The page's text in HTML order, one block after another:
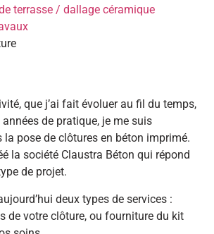
terrasse / dallage céramique
que j’ai fait évoluer au fil du temps,
de pratique, je me suis
la pose de clôtures en béton imprimé.
la société Claustra Béton qui répond
de projet.
deux types de services :
de votre clôture, ou fourniture du kit